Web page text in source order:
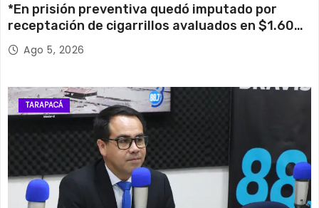
*En prisión preventiva quedó imputado por
receptación de cigarrillos avaluados en $1.600
millones*
Ago 5, 2026
TARAPACÁ